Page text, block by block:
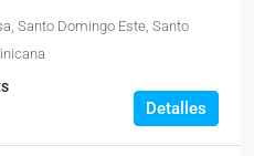
Santo Domingo Este, Santo
Detalles